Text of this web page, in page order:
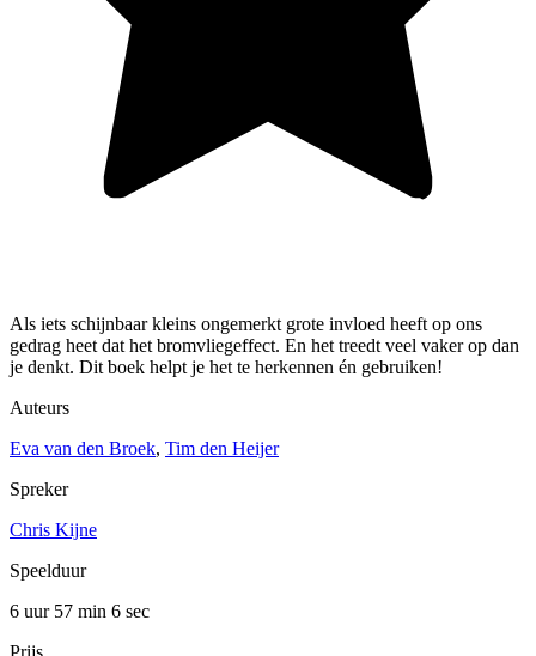
Als iets schijnbaar kleins ongemerkt grote invloed heeft op ons
gedrag heet dat het bromvliegeffect. En het treedt veel vaker op dan
je denkt. Dit boek helpt je het te herkennen én gebruiken!
Auteurs
Eva van den Broek, Tim den Heijer
Spreker
Chris Kijne
Speelduur
6 uur 57 min 6 sec
Prijs